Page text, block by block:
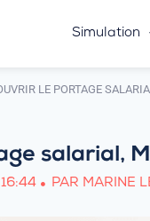
Simulation
LE PORTAGE
salarial,
16:44 PAR MARINE